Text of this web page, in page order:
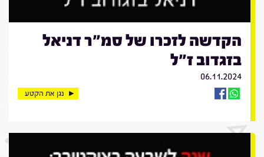
הקדשה לזכרו של סמ"ר דניאל
בזגדוב ז"ל
06.11.2024
נגן את הקטע